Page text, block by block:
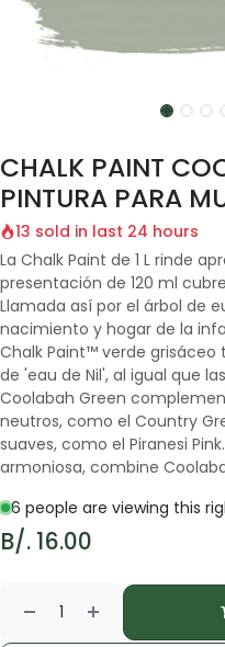
CHALK PAINT
PINTURA PARA
13 sold in last 24 hours
La Chalk Paint de 1 L rinde
presentación de 120 ml
Llamada así por el árbol de
nacimiento y hogar de la
Chalk Paint™ verde
de 'eau de Nil', al igual que
Coolabah Green
neutros, como el Country
suaves, como el Piranesi
armoniosa, combine
6 people are viewing this
B/. 16.00